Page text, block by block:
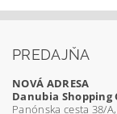
PREDAJŇA
NOVÁ ADRESA
Danubia Shopping
Panónska cesta 38/